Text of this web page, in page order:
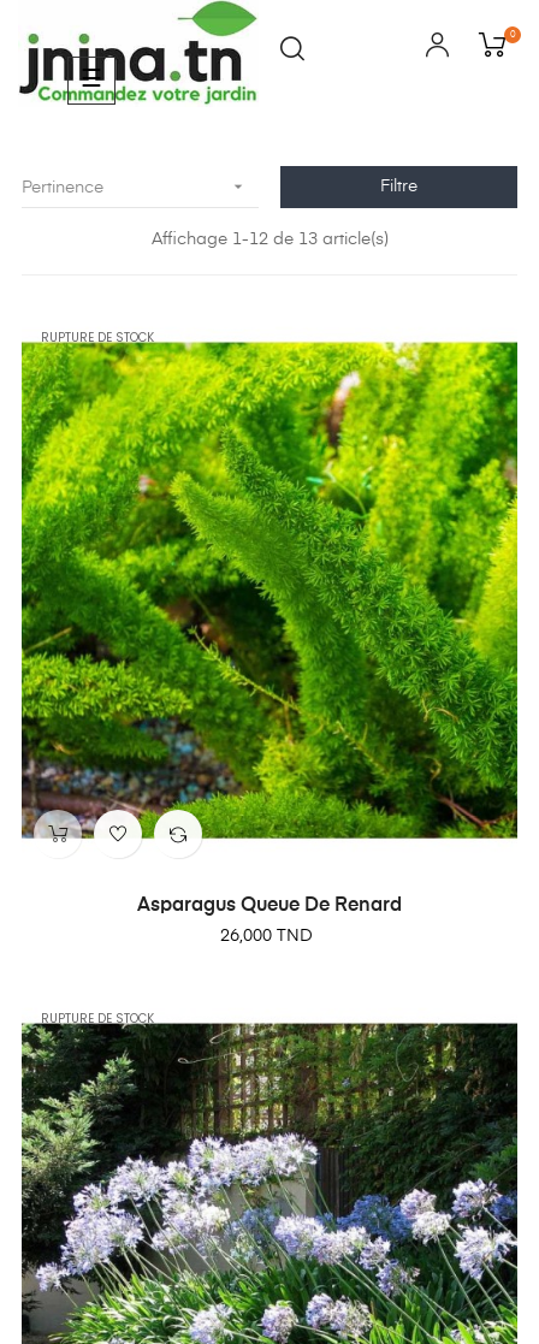
Basculer
la
☰
0
Pertinence  Filtre
Affichage 1-12 de 13 article(s)
RUPTURE DE STOCK
Asparagus Queue De Renard
Prix
26,000 TND
RUPTURE DE STOCK